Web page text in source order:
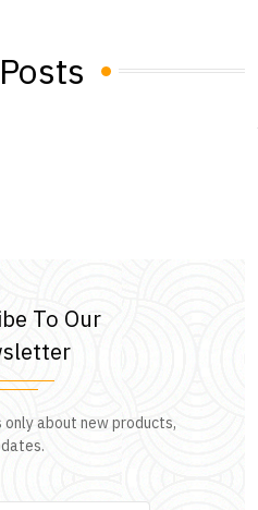
To Our
about new products,